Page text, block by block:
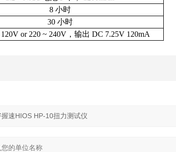
8 小时
30 小时
or 220 ~ 240V，输出 DC 7.25V 120mA